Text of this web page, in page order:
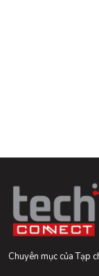
Chuyên mục của Tạp